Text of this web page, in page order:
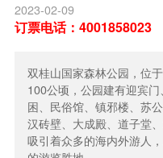
2023-02-09
订票电话： 4001858023
双桂山国家森林公园，位
100公顷，公园建有迎宾
困、民俗馆、镇邪楼、苏
汉砖壁、大成殿、道子堂
吸引着众多的海内外游人